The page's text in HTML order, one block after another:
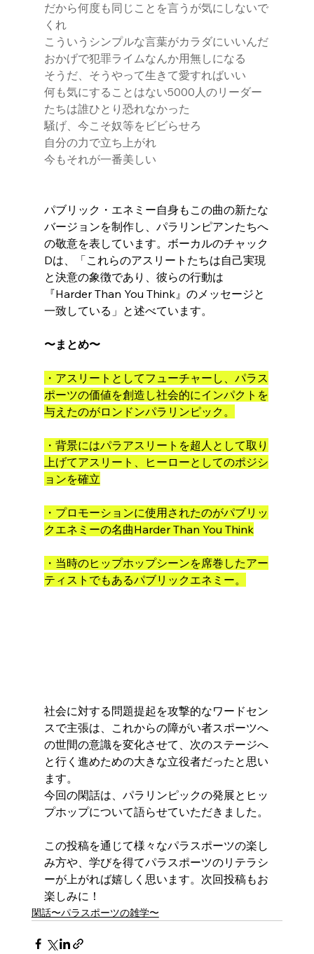
だから何度も同じことを言うが気にしないで
くれ
こういうシンプルな言葉がカラダにいいんだ
おかげで犯罪ライムなんか用無しになる
そうだ、そうやって生きて愛すればいい
何も気にすることはない5000人のリーダー
たちは誰ひとり恐れなかった
騒げ、今こそ奴等をビビらせろ
自分の力で立ち上がれ
今もそれが一番美しい
パブリック・エネミー自身もこの曲の新たな
バージョンを制作し、パラリンピアンたちへ
の敬意を表しています。ボーカルのチャック
Dは、「これらのアスリートたちは自己実現
と決意の象徴であり、彼らの行動は
『Harder Than You Think』のメッセージと
一致している」と述べています。
〜まとめ〜
・アスリートとしてフューチャーし、パラス
ポーツの価値を創造し社会的にインパクトを
与えたのがロンドンパラリンピック。
・背景にはパラアスリートを超人として取り
上げてアスリート、ヒーローとしてのポジシ
ョンを確立
・プロモーションに使用されたのがパブリッ
クエネミーの名曲Harder Than You Think
・当時のヒップホップシーンを席巻したアー
ティストでもあるパブリックエネミー。
社会に対する問題提起を攻撃的なワードセン
スで主張は、これからの障がい者スポーツへ
の世間の意識を変化させて、次のステージへ
と行く進めための大きな立役者だったと思い
ます。
今回の閑話は、パラリンピックの発展とヒッ
プホップについて語らせていただきました。
この投稿を通じて様々なパラスポーツの楽し
み方や、学びを得てパラスポーツのリテラシ
ーが上がれば嬉しく思います。次回投稿もお
楽しみに！
閑話〜パラスポーツの雑学〜